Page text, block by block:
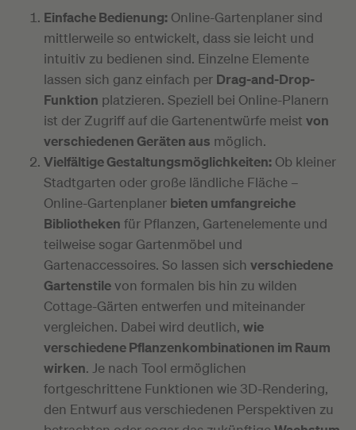
Einfache Bedienung: Online-Gartenplaner sind
mittlerweile so entwickelt, dass sie leicht und
intuitiv zu bedienen sind. Einzelne Elemente
lassen sich ganz einfach per Drag-and-Drop-
Funktion platzieren. Speziell bei Online-Planern
ist der Zugriff auf die Gartenentwürfe meist von
verschiedenen Geräten aus möglich.
Vielfältige Gestaltungsmöglichkeiten: Ob kleiner
Stadtgarten oder große ländliche Fläche –
Online-Gartenplaner bieten umfangreiche
Bibliotheken für Pflanzen, Gartenelemente und
teilweise sogar Gartenmöbel und
Gartenaccessoires. So lassen sich verschiedene
Gartenstilevon formalen bis hin zu wilden
Cottage-Gärten entwerfen und miteinander
vergleichen. Dabei wird deutlich, wie
verschiedene Pflanzenkombinationen im Raum
wirken. Je nach Tool ermöglichen
fortgeschrittene Funktionen wie 3D-Rendering,
den Entwurf aus verschiedenen Perspektiven zu